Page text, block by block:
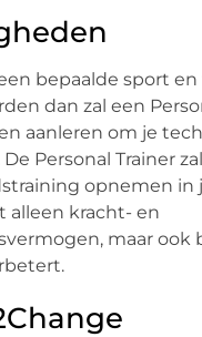
bepaalde sport en
dan zal een
aanleren om je
Personal Trainer
opnemen in
alleen kracht- en
maar ook